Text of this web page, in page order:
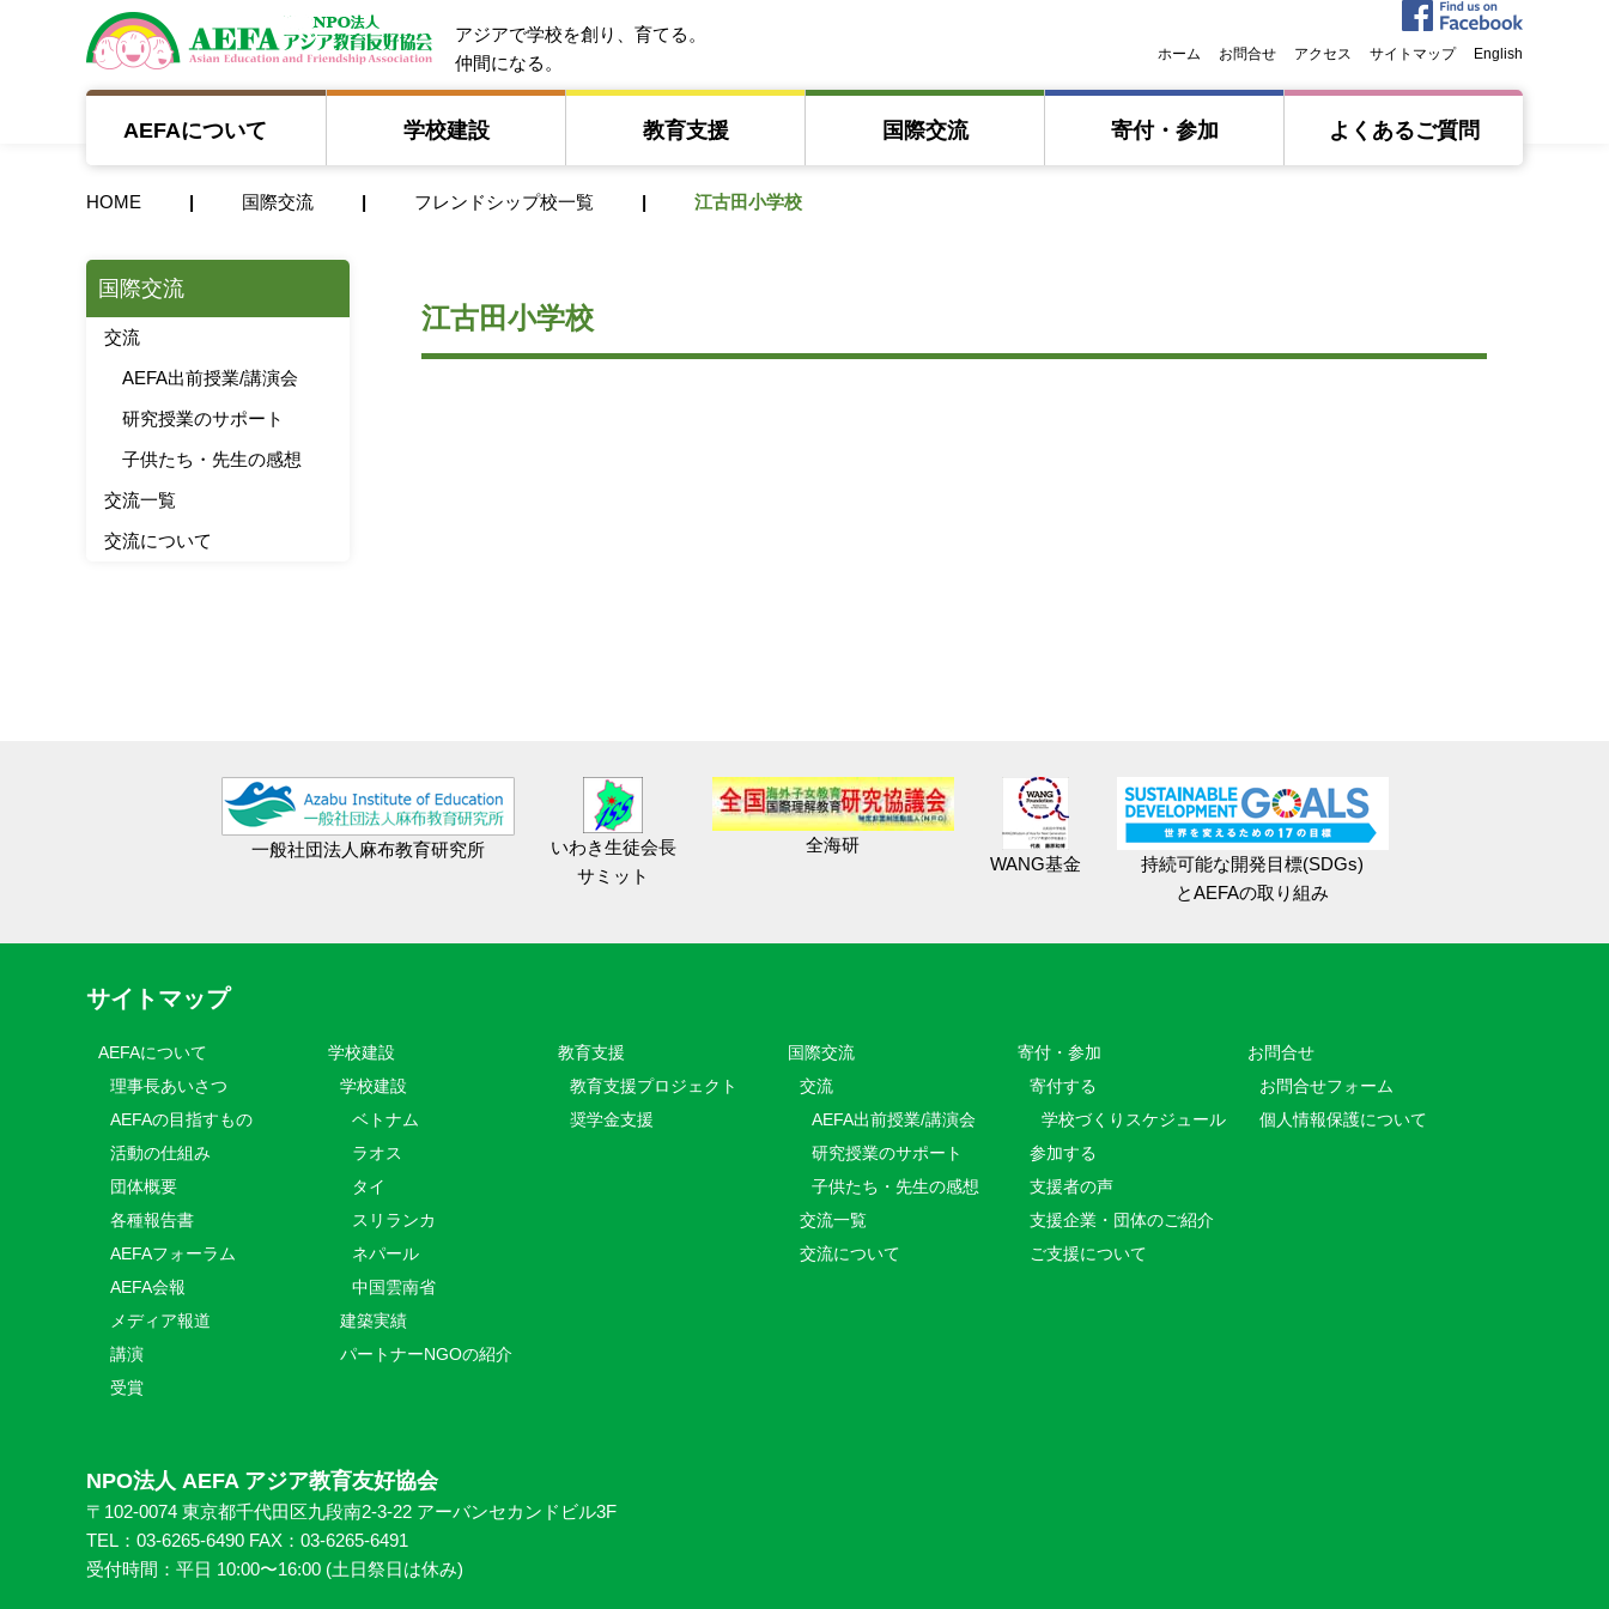
NPO法人 AEFA アジア教育友好協会
アジアで学校を創り、育てる。
仲間になる。
ホーム お問合せ アクセス サイトマップ English
AEFAについて 学校建設 教育⽀援 国際交流 寄付・参加 よくあるご質問
HOME 国際交流 フレンドシップ校一覧 江古田小学校
江古田小学校
国際交流
交流
AEFA出前授業/講演会
研究授業のサポート
子供たち・先生の感想
交流一覧
交流について
一般社団法人麻布教育研究所
いわき生徒会長
サミット
全海研
WANG基金
持続可能な開発目標(SDGs)
とAEFAの取り組み
サイトマップ
AEFAについて
理事長あいさつ
AEFAの目指すもの
活動の仕組み
団体概要
各種報告書
AEFAフォーラム
AEFA会報
メディア報道
講演
受賞
学校建設
学校建設
ベトナム
ラオス
タイ
スリランカ
ネパール
中国雲南省
建築実績
パートナーNGOの紹介
教育⽀援
教育⽀援プロジェクト
奨学金支援
国際交流
交流
AEFA出前授業/講演会
研究授業のサポート
子供たち・先生の感想
交流一覧
交流について
寄付・参加
寄付する
学校づくりスケジュール
参加する
支援者の声
支援企業・団体のご紹介
ご支援について
お問合せ
お問合せフォーム
個人情報保護について
NPO法人 AEFA アジア教育友好協会
〒102-0074 東京都千代田区九段南2-3-22 アーバンセカンドビル3F
TEL：03-6265-6490 FAX：03-6265-6491
受付時間：平日 10:00〜16:00 (⼟日祭日は休み)